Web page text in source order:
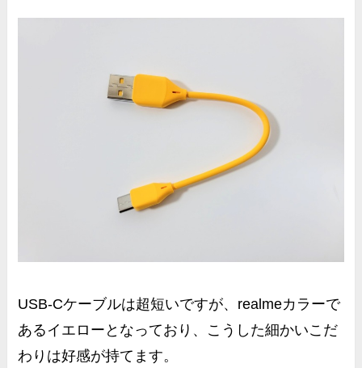
USB-Cケーブルは超短いですが、realmeカラーで
ある イエロー となっており、こうした細かいこだ
わりは好感が持てます。